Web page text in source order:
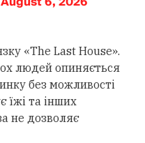
«The Last House».
людей опиняється
без можливості
їжі та інших
не дозволяє